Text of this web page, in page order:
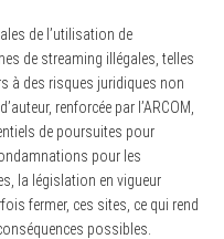
de l’utilisation de
de streaming illégales, telles
à des risques juridiques non
renforcée par l’ARCOM,
de poursuites pour
pour les
la législation en vigueur
fermer, ces sites, ce qui rend
possibles.